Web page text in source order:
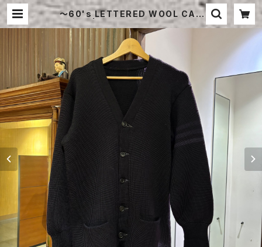
〜60's LETTERED WOOL CAR
DIGAN | STRAYSHEEP ONLINE